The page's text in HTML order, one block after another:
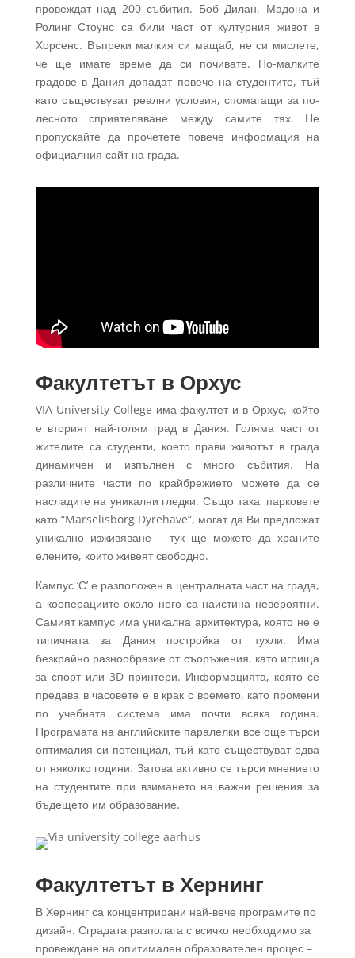
провеждат над 200 събития. Боб Дилан, Мадона и
Ролинг Стоунс са били част от културния живот в
Хорсенс. Въпреки малкия си мащаб, не си мислете,
че ще имате време да си почивате. По-малките
градове в Дания допадат повече на студентите, тъй
като съществуват реални условия, спомагащи за по-
лесното сприятеляване между самите тях. Не
пропускайте да прочетете повече информация на
официалния сайт на града.
Факултетът в Орхус
VIA University College има факултет и в Орхус, който
е вторият най-голям град в Дания. Голяма част от
жителите са студенти, което прави животът в града
динамичен и изпълнен с много събития. На
различните части по крайбрежието можете да се
насладите на уникални гледки. Също така, парковете
като “Marselisborg Dyrehave”, могат да Ви предложат
уникално изживяване – тук ще можете да храните
елените, които живеят свободно.
Кампус ‘С’ е разположен в централната част на града,
а кооперациите около него са наистина невероятни.
Самият кампус има уникална архитектура, която не е
типичната за Дания постройка от тухли. Има
безкрайно разнообразие от съоръжения, като игрища
за спорт или 3D принтери. Информацията, която се
предава в часовете е в крак с времето, като промени
по учебната система има почти всяка година.
Програмата на английските паралелки все още търси
оптималия си потенциал, тъй като съществуват едва
от няколко години. Затова активно се търси мнението
на студентите при взимането на важни решения за
бъдещето им образование.
Факултетът в Хернинг
В Хернинг са концентрирани най-вече програмите по
дизайн. Сградата разполага с всичко необходимо за
провеждане на опитимален образователен процес –